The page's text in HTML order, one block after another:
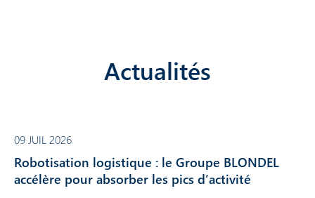
Actualités
09 JUIL 2026
Robotisation logistique : le Groupe BLONDEL
accélère pour absorber les pics d’activité